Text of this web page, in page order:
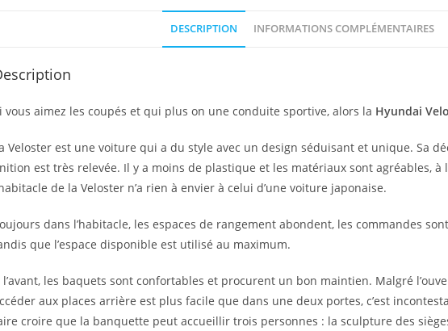
e
b
k
s
A
DESCRIPTION INFORMATIONS COMPLÉMENTAIRES
vous aimez les coupés et qui plus on une conduite sportive, alors la Hyundai
Veloster est une voiture qui a du style avec un design séduisant et unique. Sa
est très relevée. Il y a moins de plastique et les matériaux sont agréables, à
de la Veloster n’a rien à envier à celui d’une voiture japonaise.
dans l’habitacle, les espaces de rangement abondent, les commandes
que l’espace disponible est utilisé au maximum.
l’avant, les baquets sont confortables et procurent un bon maintien. Malgré
aux places arrière est plus facile que dans une deux portes, c’est
croire que la banquette peut accueillir trois personnes : la sculpture des